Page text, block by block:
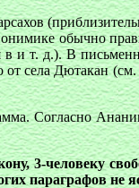
обычно
и т. д.). В
от села Дютакан
Согласно
3-человеку
параграфов не